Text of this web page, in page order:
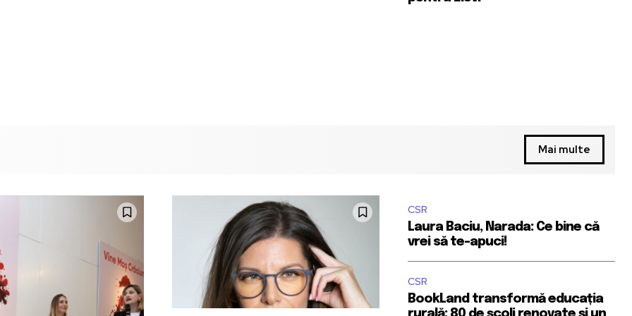
Mai multe
CSR
Laura Baciu, Narada: Ce bine că
vrei să te-apuci!
CSR
BookLand transformă educația